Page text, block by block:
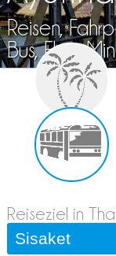
Reisen,
Bus, Flug,
Reiseziel in